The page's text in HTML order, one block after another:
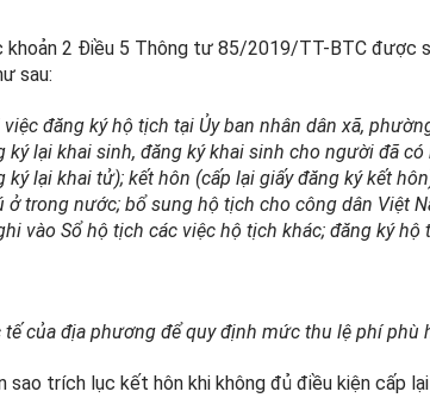
khoản 2 Điều 5 Thông tư 85/2019/TT-BTC được
sau:
đăng ký hộ tịch tại Ủy ban nhân dân xã,
ký lại khai sinh, đăng ký khai sinh cho người đã
ký lại khai tử); kết hôn (cấp lại giấy đăng ký kết
trong nước; bổ sung hộ tịch cho công dân Việt
vào Sổ hộ tịch các việc hộ tịch khác; đăng ký hộ
của địa phương để quy định mức thu lệ phí phù
sao trích lục kết hôn khi không đủ điều kiện cấp